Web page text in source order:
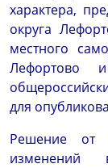
характера,
округа
местного
Лефортово
для
Решение от
изменений